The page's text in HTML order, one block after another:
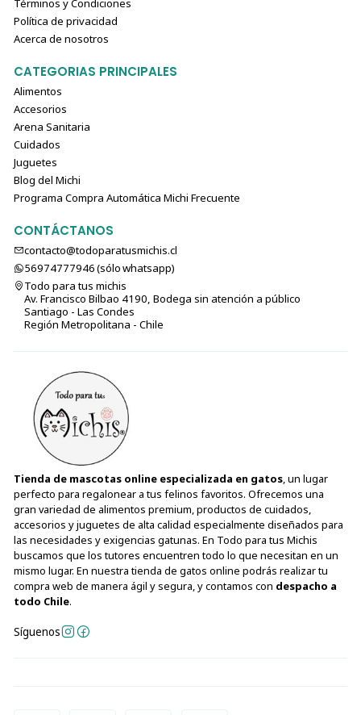
Política de privacidad
Acerca de nosotros
CATEGORIAS PRINCIPALES
Alimentos
Accesorios
Arena Sanitaria
Cuidados
Juguetes
Blog del Michi
Programa Compra Automática Michi Frecuente
CONTÁCTANOS
contacto@todoparatusmichis.cl
56974777946 (sólo⁣⁣⁣⁣⁣​​​​​​​​​​​​​​​ whatsapp)
Todo para tus michis
Av. Francisco Bilbao 4190, Bodega sin atención a público
Santiago - Las Condes
Región Metropolitana - Chile
Tienda de mascotas online especializada en gatos, un lugar
perfecto para regalonear a tus felinos favoritos. Ofrecemos una
gran variedad de alimentos premium, productos de cuidados,
accesorios y juguetes de alta calidad especialmente diseñados para
las necesidades y exigencias gatunas. En Todo para tus Michis
buscamos que los tutores encuentren todo lo que necesitan en un
mismo lugar. En nuestra tienda de gatos online podrás realizar tu
compra web de manera ágil y segura, y contamos con despacho a
todo Chile.
Síguenos